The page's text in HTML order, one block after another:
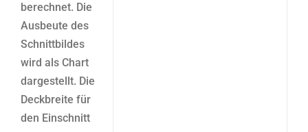
berechnet. Die
Ausbeute des
Schnittbildes
wird als Chart
dargestellt. Die
Deckbreite für
den Einschnitt